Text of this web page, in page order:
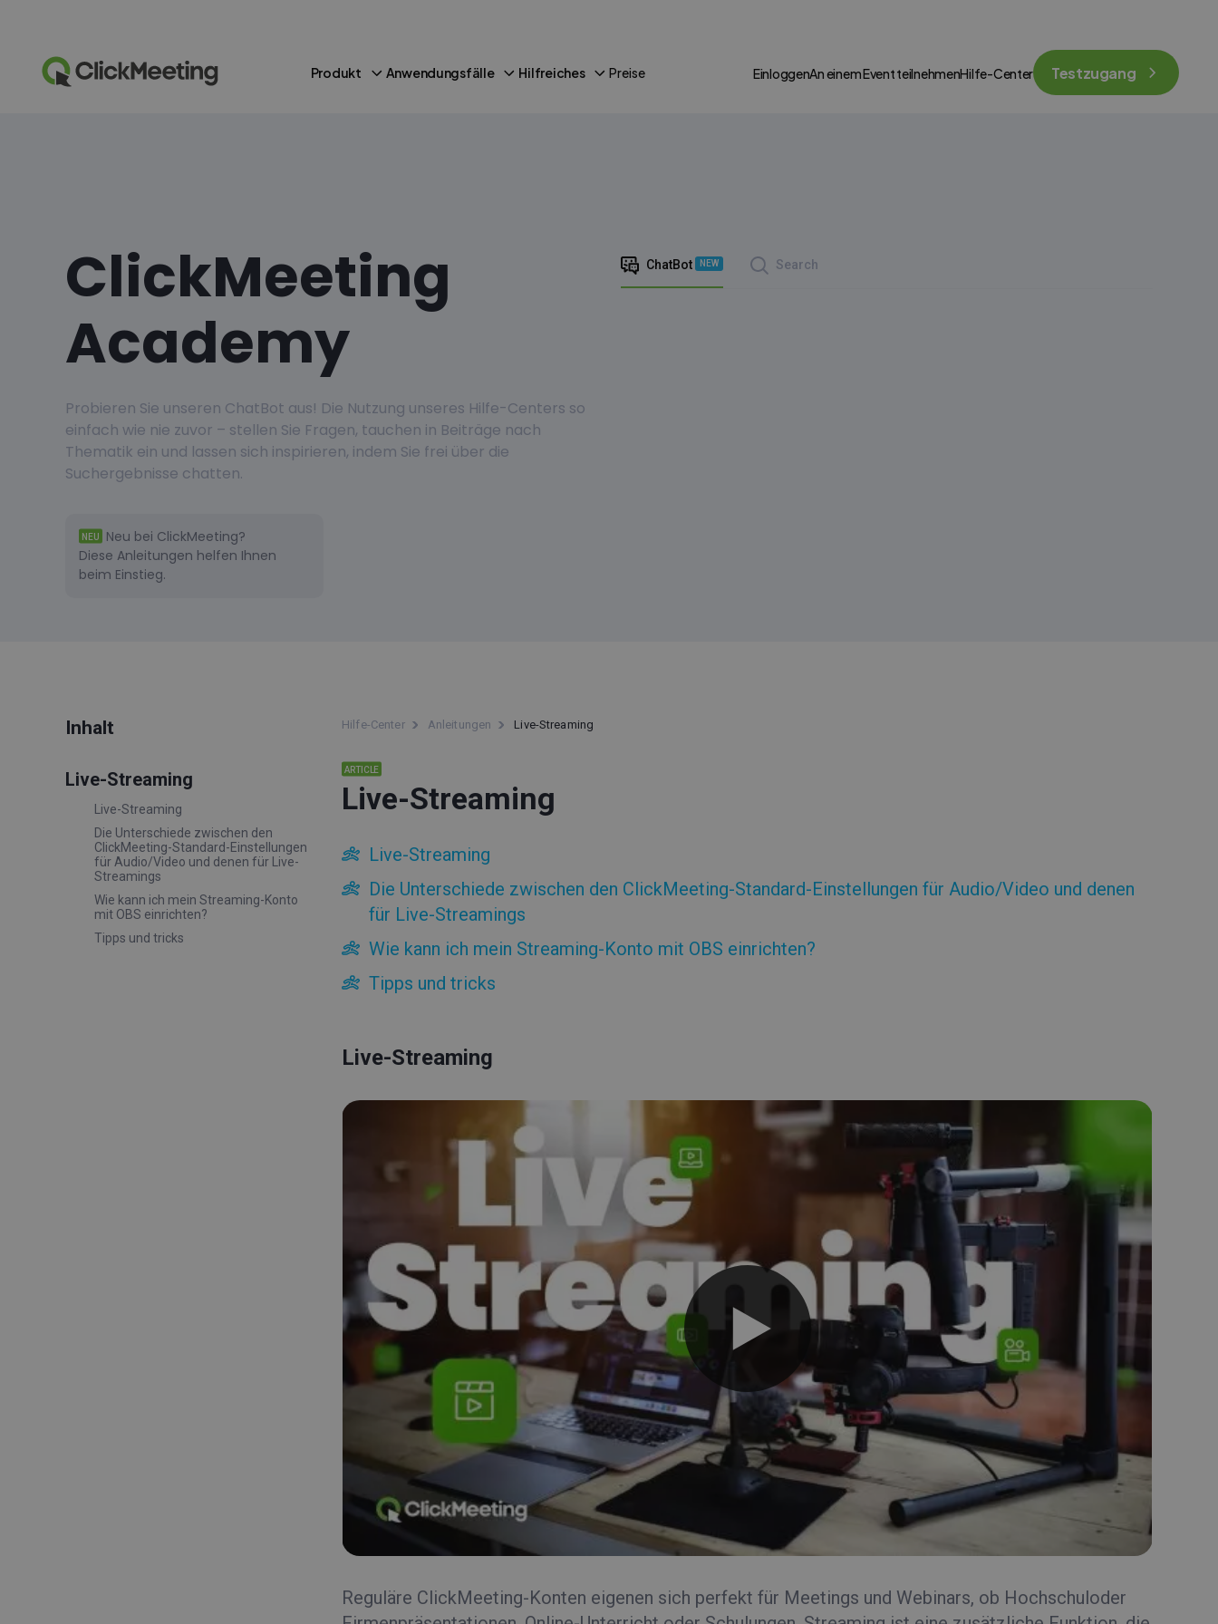
Produkt Anwendungsfälle Hilfreiches Preise EinloggenAn einem Event teilnehmenHilfe-Center Testzugang
ClickMeeting
Academy
Probieren Sie unseren ChatBot aus! Die Nutzung unseres Hilfe-Centers so
einfach wie nie zuvor – stellen Sie Fragen, tauchen in Beiträge nach
Thematik ein und lassen sich inspirieren, indem Sie frei über die
Suchergebnisse chatten.
NEU
Neu bei ClickMeeting?
Diese Anleitungen helfen Ihnen
beim Einstieg.
ChatBot NEW Search
Inhalt
Live-Streaming
Live-Streaming
Die Unterschiede zwischen den
ClickMeeting-Standard-Einstellungen
für Audio/Video und denen für Live-
Streamings
Wie kann ich mein Streaming-Konto
mit OBS einrichten?
Tipps und tricks
Hilfe-Center Anleitungen Live-Streaming
ARTICLE
Live-Streaming
Live-Streaming
Die Unterschiede zwischen den ClickMeeting-Standard-Einstellungen für Audio/Video und denen
für Live-Streamings
Wie kann ich mein Streaming-Konto mit OBS einrichten?
Tipps und tricks
Live-Streaming
Reguläre ClickMeeting-Konten eigenen sich perfekt für Meetings und Webinars, ob Hochschuloder